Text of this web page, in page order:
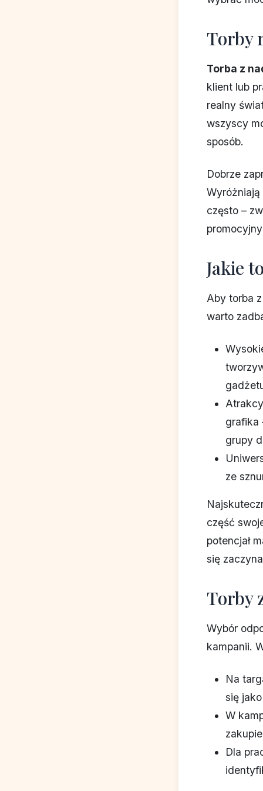
Torby
Torba z
klient lub
realny
wszyscy
sposób.
Dobrze
często –
Jakie
Aby torba
warto
grafika
grupy
ze
część
potencjał
się
Torby
Wybór
kampanii.
Na
się
W
Dla